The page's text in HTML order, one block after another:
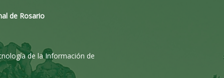
de Rosario
de la Información de